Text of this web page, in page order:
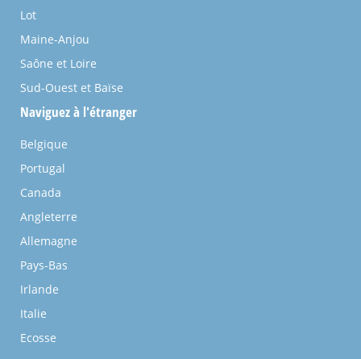
Lot
Maine-Anjou
Saône et Loire
Sud-Ouest et Baïse
Naviguez à l'étranger
Belgique
Portugal
Canada
Angleterre
Allemagne
Pays-Bas
Irlande
Italie
Ecosse